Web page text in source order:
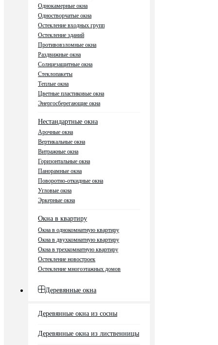
Однокамерные окна
Одностворчатые окна
Остекление входных групп
Остекление зданий
Противовзломные окна
Раздвижные окна
Солнцезащитные окна
Стеклопакеты
Теплые окна
Цветные пластиковые окна
Энергосберегающие окна
Нестандартные окна
Арочные окна
Вертикальные окна
Витражные окна
Горизонтальные окна
Панорамные окна
Поворотно-откидные окна
Угловые окна
Эркерные окна
Окна в квартиру
Окна в однокомнатную квартиру
Окна в двухкомнатную квартиру
Окна в трехкомнатную квартиру
Остекление новостроек
Остекление многоэтажных домов
Деревянные окна
Деревянные окна из сосны
Деревянные окна из лиственницы